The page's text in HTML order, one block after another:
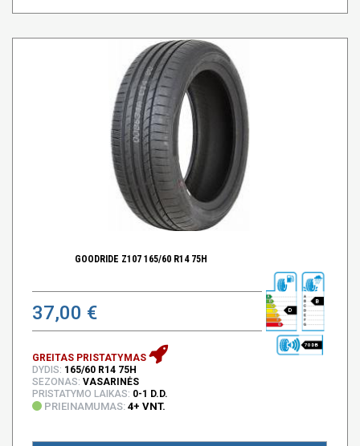
GOODRIDE Z107 165/60 R14 75H
37,00 € D
B
70 DB
GREITAS PRISTATYMAS
DYDIS: 165/60 R14 75H
SEZONAS: VASARINĖS
PRISTATYMO LAIKAS: 0-1 D.D.
PRIEINAMUMAS: 4+ VNT.